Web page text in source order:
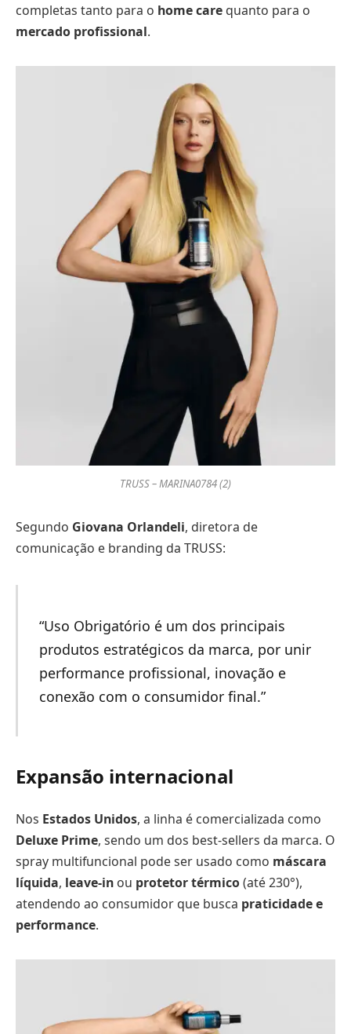
completas tanto para o home care quanto para o
mercado profissional.
TRUSS – MARINA0784 (2)
Segundo Giovana Orlandeli, diretora de
comunicação e branding da TRUSS:
“Uso Obrigatório é um dos principais
produtos estratégicos da marca, por unir
performance profissional, inovação e
conexão com o consumidor final.”
Expansão internacional
Nos Estados Unidos, a linha é comercializada como
Deluxe Prime, sendo um dos best-sellers da marca. O
spray multifuncional pode ser usado como máscara
líquida, leave-in ou protetor térmico(até 230°),
atendendo ao consumidor que busca praticidade e
performance.